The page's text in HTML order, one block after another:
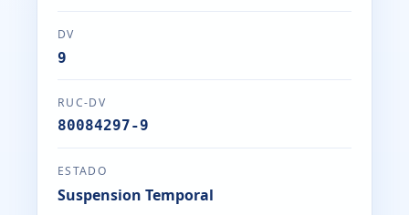
DV
9
RUC-DV
80084297-9
ESTADO
Suspension Temporal